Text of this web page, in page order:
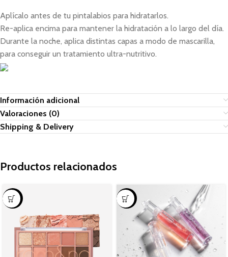
Aplícalo antes de tu pintalabios para hidratarlos.
Re-aplica encima para mantener la hidratación a lo largo del día.
Durante la noche, aplica distintas capas a modo de mascarilla,
para conseguir un tratamiento ultra-nutritivo.
Información adicional
Valoraciones (0)
Shipping & Delivery
Productos relacionados
-41% -14%